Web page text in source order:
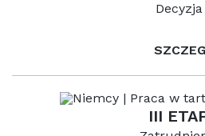
Decyzja
III